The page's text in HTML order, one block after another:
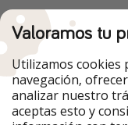
Sostenibilidad
Valoramos tu
Utilizamos cookies
navegación,
analizar nuestro
aceptas esto y